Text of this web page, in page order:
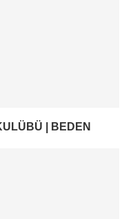
| BEDEN